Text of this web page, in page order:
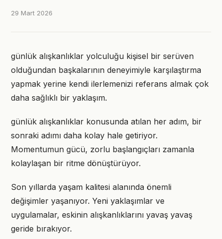
29 Mart 2026
günlük alışkanlıklar yolculuğu kişisel bir serüven
olduğundan başkalarının deneyimiyle karşılaştırma
yapmak yerine kendi ilerlemenizi referans almak çok
daha sağlıklı bir yaklaşım.
günlük alışkanlıklar konusunda atılan her adım, bir
sonraki adımı daha kolay hale getiriyor.
Momentumun gücü, zorlu başlangıçları zamanla
kolaylaşan bir ritme dönüştürüyor.
Son yıllarda yaşam kalitesi alanında önemli
değişimler yaşanıyor. Yeni yaklaşımlar ve
uygulamalar, eskinin alışkanlıklarını yavaş yavaş
geride bırakıyor.